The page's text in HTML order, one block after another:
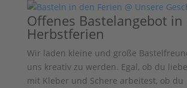
Offenes Bastelangebot in
Herbstferien
Wir laden kleine und große
uns kreativ zu werden. Egal, ob du
mit Kleber und Schere arbeitest, ob du